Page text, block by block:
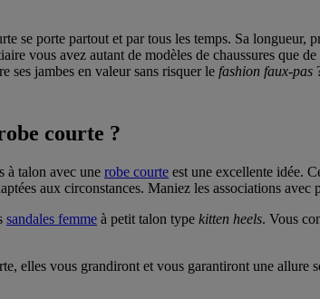
se porte partout et par tous les temps. Sa
vous avez autant de modèles de chaussures que
ses jambes en valeur sans risquer le fashion faux-pas
courte ?
à talon avec une robe courte est une excellente idée.
aux circonstances. Maniez les associations
sandales femme à petit talon type kitten heels. Vous
elles vous grandiront et vous garantiront une allure